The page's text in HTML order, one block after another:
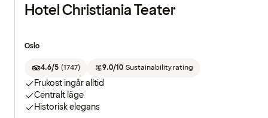
Hotel Christiania Teater
Oslo
4.6/5 (1747) 9.0/10 Sustainability rating
Frukost ingår alltid
Centralt läge
Historisk elegans